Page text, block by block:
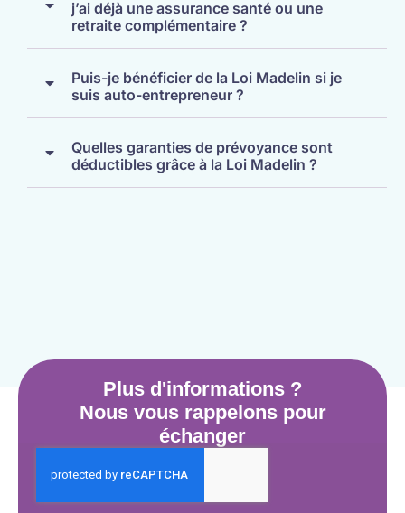
j’ai déjà une assurance santé ou une
retraite complémentaire ?
Puis-je bénéficier de la Loi Madelin si je
suis auto-entrepreneur ?
Quelles garanties de prévoyance sont
déductibles grâce à la Loi Madelin ?
Plus d'informations ?
Nous vous rappelons pour
échanger